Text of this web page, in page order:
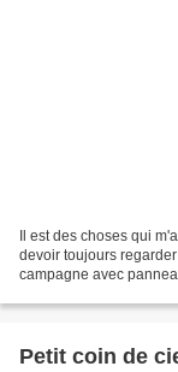
Il est des choses qui
devoir toujours
campagne avec
Petit coin de